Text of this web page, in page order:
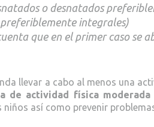
o desnatados
integrales)
que en el primer caso se
llevar a cabo al menos una
de actividad física moderada
así como prevenir